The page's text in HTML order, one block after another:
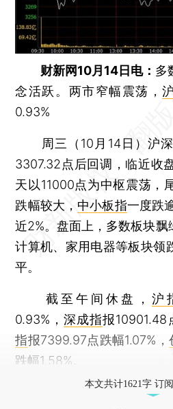
财新网10月14日电： 多
念活跃。两市窄幅震荡，
0.93%
周三（10月14日）沪深
3307.32点后回调，临近收
天以11000点为中枢震荡，
跌幅较大， 中小板指一度跌
近2%。盘面上，多数板块飘
计算机、家用电器等板块领
平。
截至午间休盘， 沪
0.93%，深成指报10901.48
指报7399.97点跌幅1.07%，
跌幅1.58%。
本文共计1621字 订